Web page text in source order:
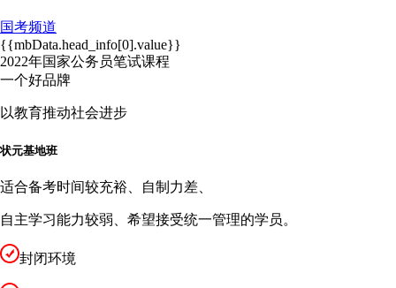
国考频道
{{mbData.head_info[0].value}}
2022年国家公务员笔试课程
一个好品牌
以教育推动社会进步
状元基地班
适合备考时间较充裕、自制力差、
自主学习能力较弱、希望接受统一管理的学员。
封闭环境